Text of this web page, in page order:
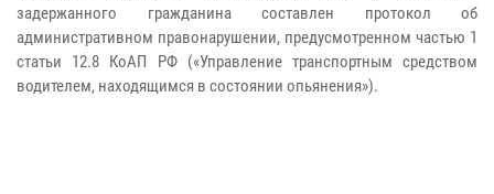
задержанного гражданина составлен протокол об
административном правонарушении, предусмотренном частью 1
статьи 12.8 КоАП РФ («Управление транспортным средством
водителем, находящимся в состоянии опьянения»).